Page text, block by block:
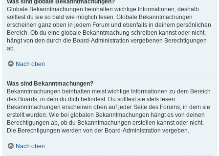
Was sind globale Bekanntmachungen?
Globale Bekanntmachungen beinhalten wichtige Informationen, deshalb
solltest du sie so bald wie möglich lesen. Globale Bekanntmachungen
erscheinen ganz oben in jedem Forum und ebenfalls in deinem persönlichen
Bereich. Ob du eine globale Bekanntmachung schreiben kannst oder nicht,
hängt von den durch die Board-Administration vergebenen Berechtigungen
ab.
Nach oben
Was sind Bekanntmachungen?
Bekanntmachungen beinhalten meist wichtige Informationen zu dem Bereich
des Boards, in dem du dich befindest. Du solltest sie stets lesen.
Bekanntmachungen erscheinen oben auf jeder Seite des Forums, in dem sie
erstellt wurden. Wie bei globalen Bekanntmachungen hängt es von deinen
Berechtigungen ab, ob du Bekanntmachungen erstellen kannst oder nicht.
Die Berechtigungen werden von der Board-Administration vergeben.
Nach oben